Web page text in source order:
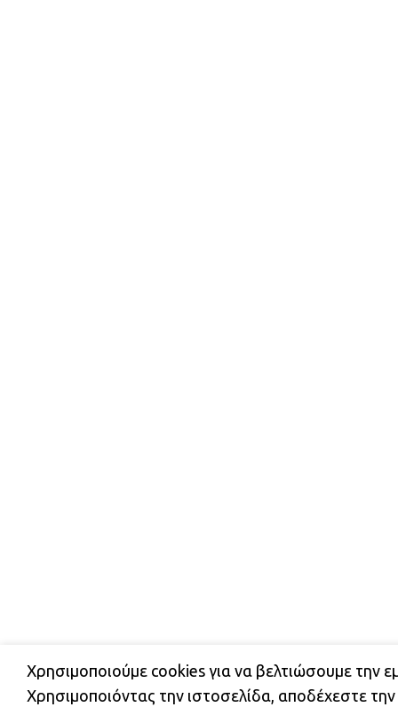
ΔΩΡΕΑΝ ΜΕΤΑΦΟΡΙΚΑ ΕΝΤΟΣ ΑΤΤΙΚΗΣ
Χρησιμοποιούμε cookies για να βελτιώσουμε την
Χρησιμοποιόντας την ιστοσελίδα, αποδέχεστε